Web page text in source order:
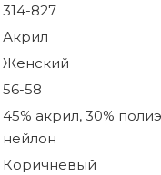
314-827
Акрил
Женский
56-58
45% акрил, 30%
нейлон
Коричневый